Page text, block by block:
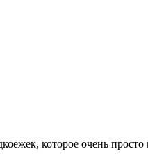
которое очень просто